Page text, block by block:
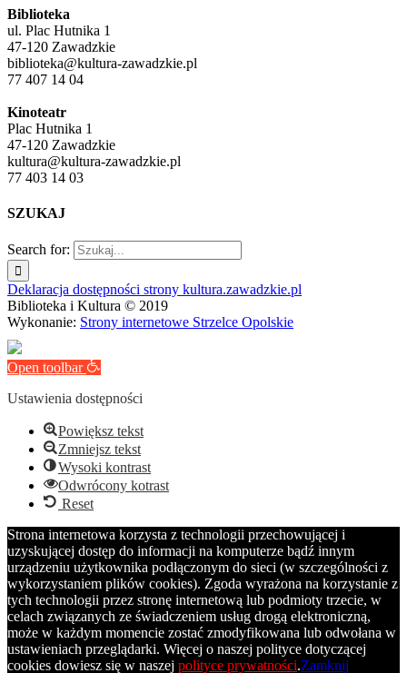
Biblioteka
ul. Plac Hutnika 1
47-120 Zawadzkie
biblioteka@kultura-zawadzkie.pl
77 407 14 04
Kinoteatr
Plac Hutnika 1
47-120 Zawadzkie
kultura@kultura-zawadzkie.pl
77 403 14 03
SZUKAJ
Search for:
Deklaracja dostępności strony kultura.zawadzkie.pl
Biblioteka i Kultura © 2019
Wykonanie: Strony internetowe Strzelce Opolskie
Open toolbar
Ustawienia dostępności
Powiększ tekst
Zmniejsz tekst
Wysoki kontrast
Odwrócony kotrast
Reset
Strona internetowa korzysta z technologii przechowującej i
uzyskującej dostęp do informacji na komputerze bądź innym
urządzeniu użytkownika podłączonym do sieci (w szczególności z
wykorzystaniem plików cookies). Zgoda wyrażona na korzystanie z
tych technologii przez stronę internetową lub podmioty trzecie, w
celach związanych ze świadczeniem usług drogą elektroniczną,
może w każdym momencie zostać zmodyfikowana lub odwołana w
ustawieniach przeglądarki. Więcej o naszej polityce dotyczącej
cookies dowiesz się w naszej polityce prywatności.Zamknij